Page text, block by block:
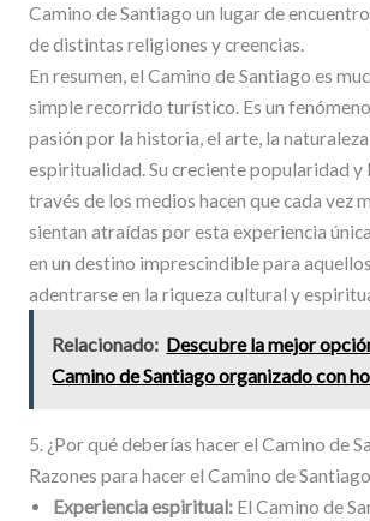
Camino de Santiago un lugar de
de distintas religiones y creencias.
En resumen, el Camino de Santiago es
simple recorrido turístico. Es un
pasión por la historia, el arte, la naturaleza
espiritualidad. Su creciente popularidad y
través de los medios hacen que cada vez
sientan atraídas por esta experiencia
en un destino imprescindible para
adentrarse en la riqueza cultural y
Relacionado: Descubre la mejor
Camino de Santiago organizado con
5. ¿Por qué deberías hacer el Camino de
Razones para hacer el Camino de Santiago
Experiencia espiritual:El Camino de